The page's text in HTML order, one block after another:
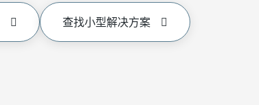
查找小型解决方案